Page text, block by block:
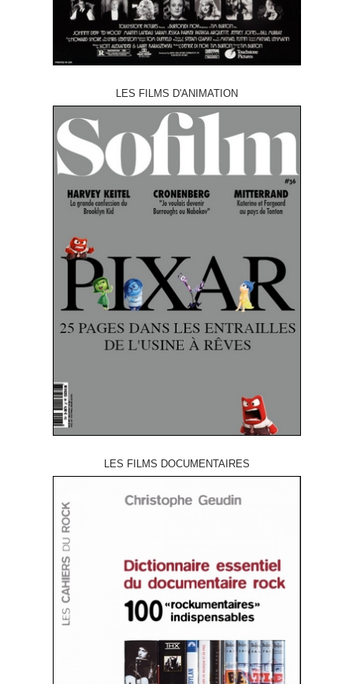
LES FILMS D'ANIMATION
LES FILMS DOCUMENTAIRES